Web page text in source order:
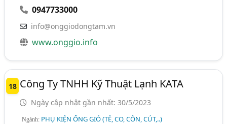
0947733000
info@onggiodongtam.vn
www.onggio.info
18 Công Ty TNHH Kỹ Thuật Lạnh KATA
Ngày cập nhật gần nhất: 30/5/2023
Ngành: PHỤ KIỆN ỐNG GIÓ (TÊ, CO, CÔN, CÚT,..)